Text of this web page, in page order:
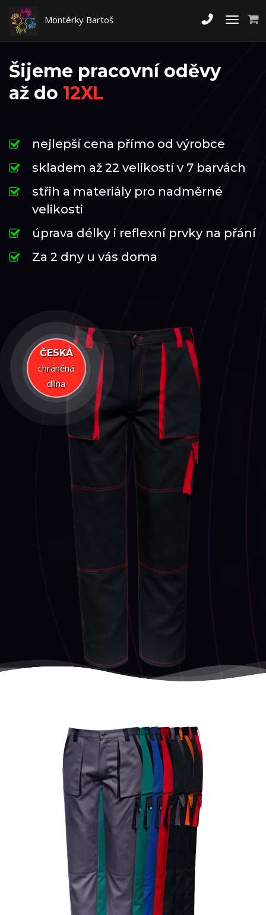
Toggle
Montérky Bartoš
Šijeme pracovní oděvy
až do 12XL
nejlepší cena přímo od výrobce
skladem až 22 velikostí v 7 barvách
střih a materiály pro nadměrné
velikosti
úprava délky i reflexní prvky na přání
Za 2 dny u vás doma
ČESKÁ
chráněná
dílna